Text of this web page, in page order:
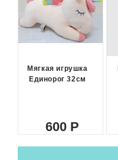
Мягкая игрушка
Единорог 32см
600